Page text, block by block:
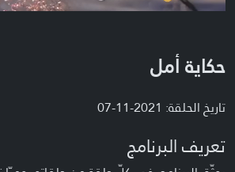
حكاية أمل
تاريخ الحلقة: 2021-11-07
تعريف البرنامج